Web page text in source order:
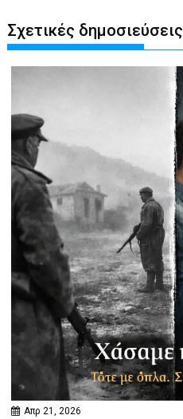
Σχετικές δημοσιεύσεις
Απρ 21, 2026